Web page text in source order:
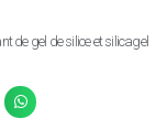
de gel de silice et silicagel